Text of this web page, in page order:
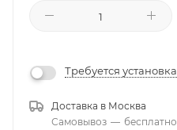
Требуется установка
Доставка в Москва
Самовывоз — бесплатно